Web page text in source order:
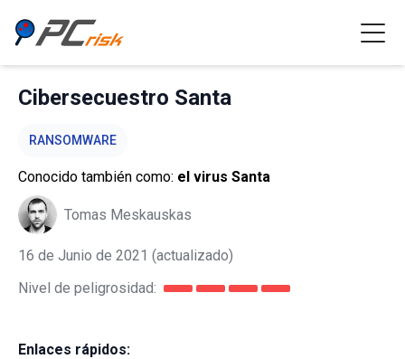
Cibersecuestro Santa
RANSOMWARE
Conocido también como: el virus Santa
Tomas Meskauskas
16 de Junio de 2021 (actualizado)
Nivel de peligrosidad:
Enlaces rápidos: